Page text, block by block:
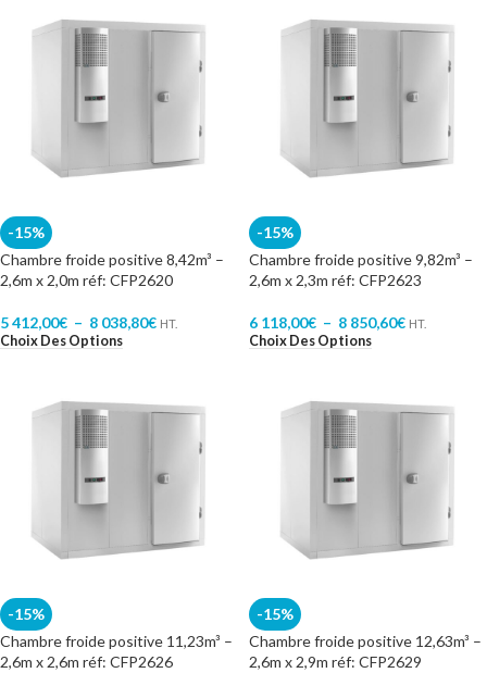
-15%
Chambre froide positive 8,42m³ –
2,6m x 2,0m réf: CFP2620
5 412,00€ – 8 038,80€ HT.
Choix Des Options
-15%
Chambre froide positive 9,82m³ –
2,6m x 2,3m réf: CFP2623
6 118,00€ – 8 850,60€ HT.
Choix Des Options
-15%
Chambre froide positive 11,23m³ –
2,6m x 2,6m réf: CFP2626
-15%
Chambre froide positive 12,63m³ –
2,6m x 2,9m réf: CFP2629